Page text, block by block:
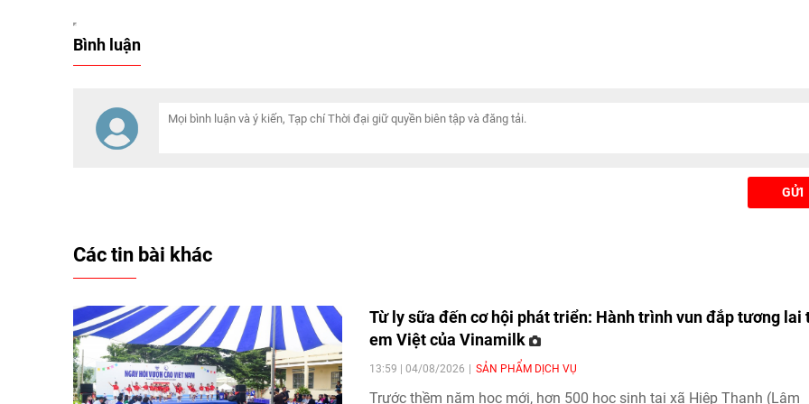
Bình luận
GỬI
Các tin bài khác
Từ ly sữa đến cơ hội phát triển: Hành trình vun đắp tương lai
em Việt của Vinamilk
13:59 | 04/08/2026 SẢN PHẨM DỊCH VỤ
Trước thềm năm học mới, hơn 500 học sinh tại xã Hiệp Thạnh (Lâm